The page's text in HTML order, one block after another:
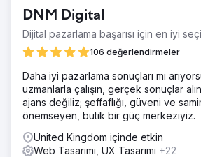
DNM Digital
Dijital pazarlama başarısı için en iyi
106 değerlendirmeler
Daha iyi pazarlama sonuçları mı
uzmanlarla çalışın, gerçek sonuçlar
ajans değiliz; şeffaflığı, güveni ve
önemseyen, butik bir güç merkeziyiz.
United Kingdom içinde etkin
Web Tasarımı, UX Tasarımı +22